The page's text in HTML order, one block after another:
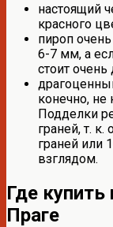
настоящий
красного
пироп
6-7 мм, а
стоит очень
конечно, не
Подделки
граней, т. к.
граней или
взглядом.
Где
Праге